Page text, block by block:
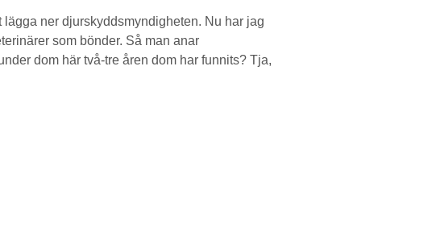
ner djurskyddsmyndigheten. Nu har jag
som bönder. Så man anar
dom här två-tre åren dom har funnits? Tja,